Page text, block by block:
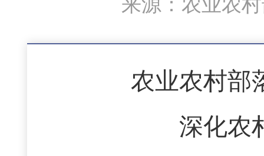
来源：农业农
农业农村部
深化农